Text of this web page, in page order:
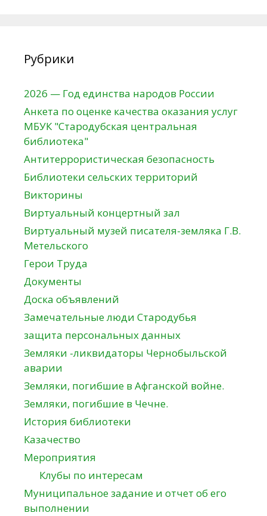
Рубрики
2026 — Год единства народов России
Анкета по оценке качества оказания услуг
МБУК "Стародубская центральная
библиотека"
Антитеррористическая безопасность
Библиотеки сельских территорий
Викторины
Виртуальный концертный зал
Виртуальный музей писателя-земляка Г.В.
Метельского
Герои Труда
Документы
Доска объявлений
Замечательные люди Стародубья
защита персональных данных
Земляки -ликвидаторы Чернобыльской
аварии
Земляки, погибшие в Афганской войне.
Земляки, погибшие в Чечне.
История библиотеки
Казачество
Мероприятия
Клубы по интересам
Муниципальное задание и отчет об его
выполнении